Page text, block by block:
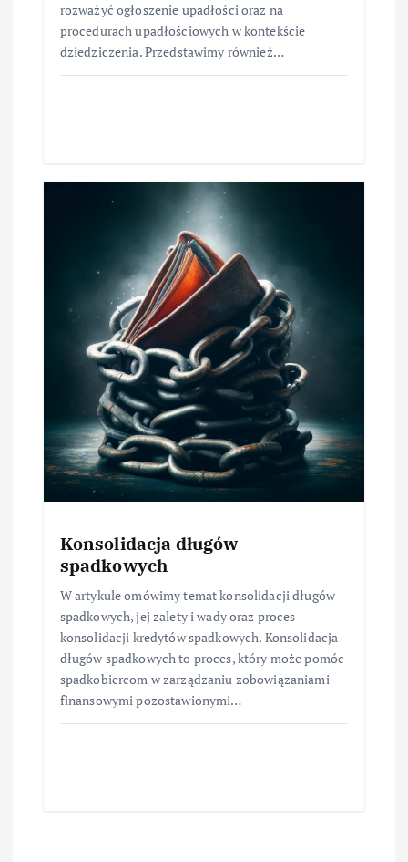
rozważyć ogłoszenie upadłości oraz na
procedurach upadłościowych w kontekście
dziedziczenia. Przedstawimy również…
Konsolidacja długów
spadkowych
W artykule omówimy temat konsolidacji długów
spadkowych, jej zalety i wady oraz proces
konsolidacji kredytów spadkowych. Konsolidacja
długów spadkowych to proces, który może pomóc
spadkobiercom w zarządzaniu zobowiązaniami
finansowymi pozostawionymi…